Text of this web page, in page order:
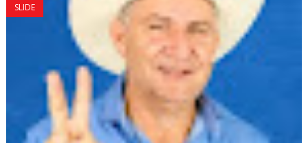
SLIDE